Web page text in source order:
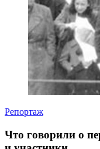
Репортаж
Что говорили о